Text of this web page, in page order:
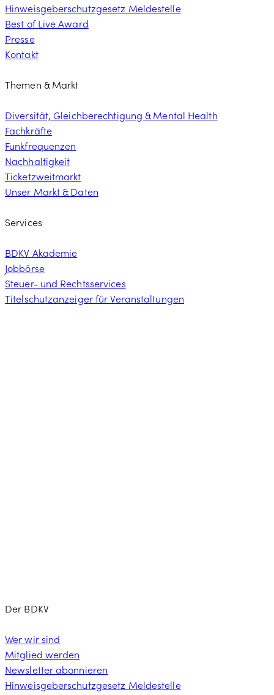
Hinweisgeberschutzgesetz Meldestelle
Best of Live Award
Presse
Kontakt
Themen & Markt
Diversität, Gleichberechtigung & Mental Health
Fachkräfte
Funkfrequenzen
Nachhaltigkeit
Ticketzweitmarkt
Unser Markt & Daten
Services
BDKV Akademie
Jobbörse
Steuer- und Rechtsservices
Titelschutzanzeiger für Veranstaltungen
Der BDKV
Wer wir sind
Mitglied werden
Newsletter abonnieren
Hinweisgeberschutzgesetz Meldestelle